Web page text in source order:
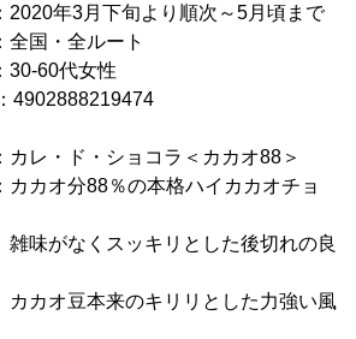
3月下旬より順次～5月頃まで
・全ルート
60代女性
ド・ショコラ＜カカオ88＞
分88％の本格ハイカカオチョ
ッキリとした後切れの良
のキリリとした力強い風